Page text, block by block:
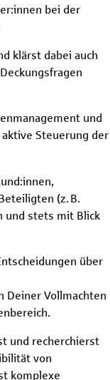
bei der
klärst dabei auch
und
Steuerung der
(z. B.
und stets mit Blick
über
Deiner Vollmachten
und recherchierst
von
komplexe